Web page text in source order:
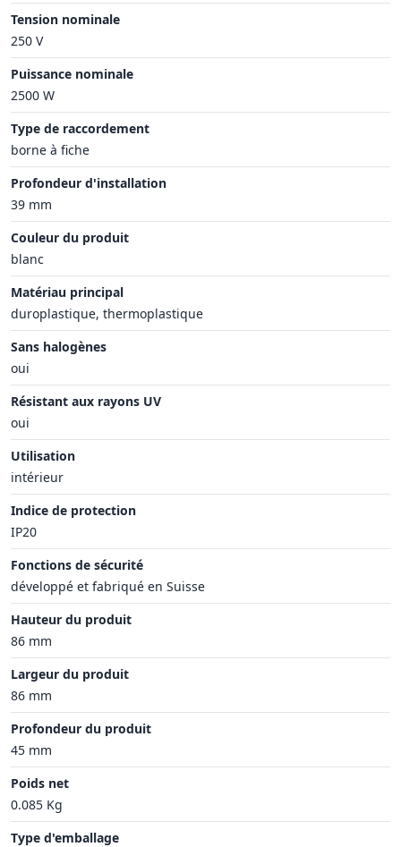
Tension nominale
250 V
Puissance nominale
2500 W
Type de raccordement
borne à fiche
Profondeur d'installation
39 mm
Couleur du produit
blanc
Matériau principal
duroplastique, thermoplastique
Sans halogènes
oui
Résistant aux rayons UV
oui
Utilisation
intérieur
Indice de protection
IP20
Fonctions de sécurité
développé et fabriqué en Suisse
Hauteur du produit
86 mm
Largeur du produit
86 mm
Profondeur du produit
45 mm
Poids net
0.085 Kg
Type d'emballage